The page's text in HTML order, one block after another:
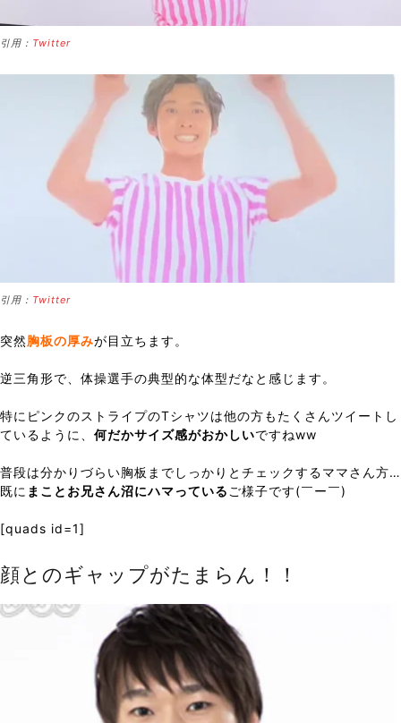
引用： Twitter
引用： Twitter
突然胸板の厚みが目立ちます。
逆三角形で、体操選手の典型的な体型だなと感じます。
特にピンクのストライプのTシャツは他の方もたくさんツイートし
ているように、 何だかサイズ感がおかしいですねww
普段は分かりづらい胸板までしっかりとチェックするママさん方…
既に まことお兄さん沼にハマっているご様子です(￣ー￣)
[quads id=1]
顔とのギャップがたまらん！！